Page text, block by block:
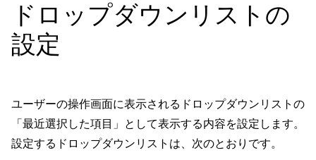
ドロップダウンリストの
設定
ユーザーの操作画面に表示されるドロップダウンリストの
「最近選択した項目」として表示する内容を設定します。
設定するドロップダウンリストは、次のとおりです。